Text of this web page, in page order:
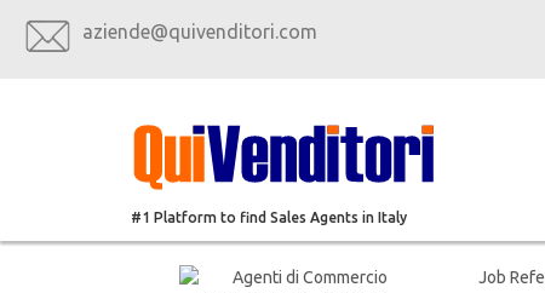
aziende@quivenditori.com
#1 Platform to find Sales Agents in Italy
Job